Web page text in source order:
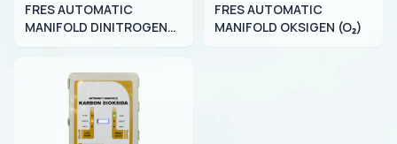
FRES AUTOMATIC
MANIFOLD DINITROGEN
FRES AUTOMATIC
MANIFOLD OKSIGEN (O₂)